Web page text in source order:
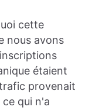
cette
nous avons
étaient
provenait
qui n'a